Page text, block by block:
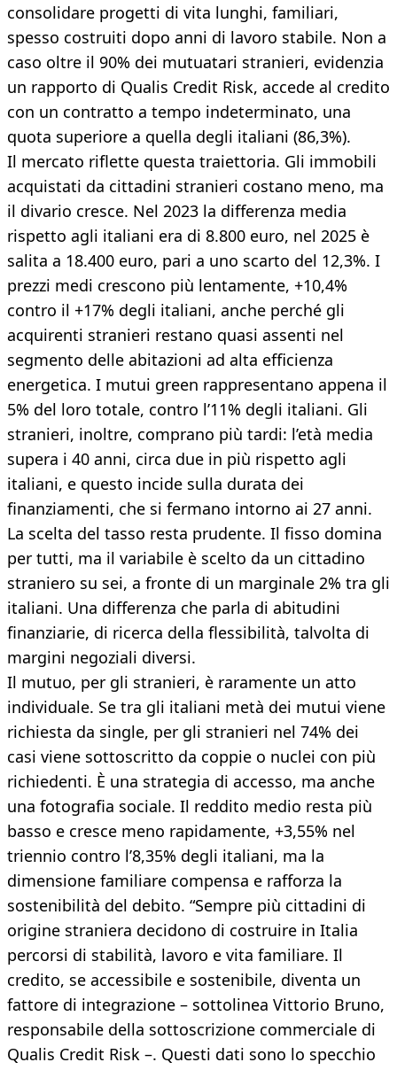
consolidare progetti di vita lunghi, familiari,
spesso costruiti dopo anni di lavoro stabile. Non a
caso oltre il 90% dei mutuatari stranieri, evidenzia
un rapporto di Qualis Credit Risk, accede al credito
con un contratto a tempo indeterminato, una
quota superiore a quella degli italiani (86,3%).
Il mercato riflette questa traiettoria. Gli immobili
acquistati da cittadini stranieri costano meno, ma
il divario cresce. Nel 2023 la differenza media
rispetto agli italiani era di 8.800 euro, nel 2025 è
salita a 18.400 euro, pari a uno scarto del 12,3%. I
prezzi medi crescono più lentamente, +10,4%
contro il +17% degli italiani, anche perché gli
acquirenti stranieri restano quasi assenti nel
segmento delle abitazioni ad alta efficienza
energetica. I mutui green rappresentano appena il
5% del loro totale, contro l’11% degli italiani. Gli
stranieri, inoltre, comprano più tardi: l’età media
supera i 40 anni, circa due in più rispetto agli
italiani, e questo incide sulla durata dei
finanziamenti, che si fermano intorno ai 27 anni.
La scelta del tasso resta prudente. Il fisso domina
per tutti, ma il variabile è scelto da un cittadino
straniero su sei, a fronte di un marginale 2% tra gli
italiani. Una differenza che parla di abitudini
finanziarie, di ricerca della flessibilità, talvolta di
margini negoziali diversi.
Il mutuo, per gli stranieri, è raramente un atto
individuale. Se tra gli italiani metà dei mutui viene
richiesta da single, per gli stranieri nel 74% dei
casi viene sottoscritto da coppie o nuclei con più
richiedenti. È una strategia di accesso, ma anche
una fotografia sociale. Il reddito medio resta più
basso e cresce meno rapidamente, +3,55% nel
triennio contro l’8,35% degli italiani, ma la
dimensione familiare compensa e rafforza la
sostenibilità del debito. “Sempre più cittadini di
origine straniera decidono di costruire in Italia
percorsi di stabilità, lavoro e vita familiare. Il
credito, se accessibile e sostenibile, diventa un
fattore di integrazione – sottolinea Vittorio Bruno,
responsabile della sottoscrizione commerciale di
Qualis Credit Risk –. Questi dati sono lo specchio